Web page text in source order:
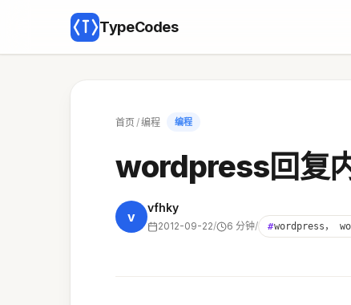
TypeCodes
首页 /编程 编程
wordpress回复
v
vfhky
2012-09-22/ 6 分钟/ #wordpress，